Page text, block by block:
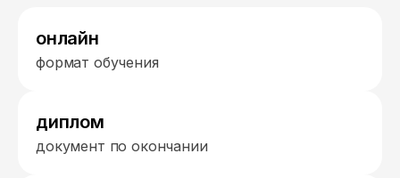
онлайн
формат обучения
диплом
документ по окончании